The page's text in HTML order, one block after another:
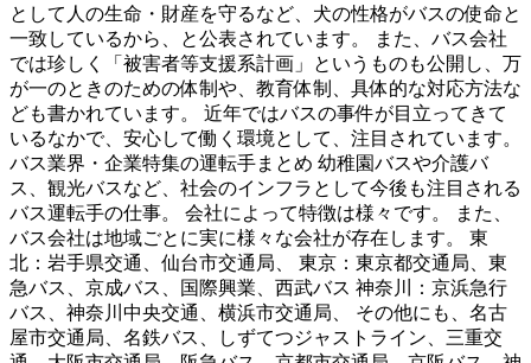
として人の生命・財産を守るなど、犬の性格がバスの使命と
一致しているから、と公表されています。 また、バス会社
では珍しく「被害者等支援系計画」というものも公開し、万
が一のときのための体制や、教育体制、具体的な対応方法な
ども書かれています。 近年ではバスの事件が目立ってきて
いるなかで、安心して働く環境として、注目されています。
バス業界・企業特集の運転手まとめ 幼稚園バスや介護バ
ス、観光バスなど、社会のインフラとして今後も注目される
バス運転手の仕事。 会社によって特徴は様々です。 また、
バス会社は地域ごとに実に様々な会社が存在します。 東
北：岩手県交通、仙台市交通局、 東京：東京都交通局、東
急バス、京成バス、国際興業、西武バス 神奈川：京浜急行
バス、神奈川中央交通、横浜市交通局、 その他にも、名古
屋市交通局、名鉄バス、しずてつジャストライン、三重交